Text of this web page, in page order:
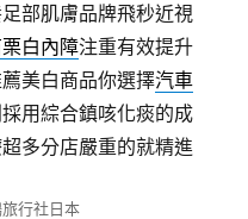
部肌膚品牌飛秒近視
白內障注重有效提升
美白商品你選擇汽車
用綜合鎮咳化痰的成
多分店嚴重的就精進
行社日本